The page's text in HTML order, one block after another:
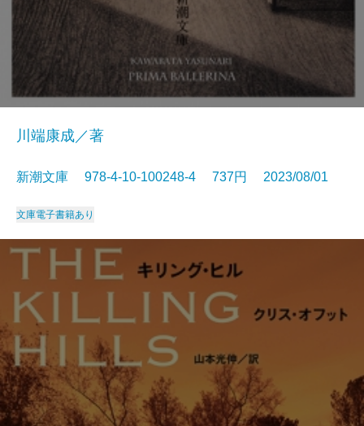
川端康成／著
新潮文庫 978-4-10-100248-4 737円 2023/08/01
文庫電子書籍あり